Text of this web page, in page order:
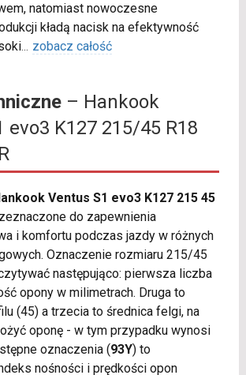
natomiast nowoczesne
kładą nacisk na efektywność
... zobacz całość
– Hankook
evo3 K127 215/45 R18
Ventus S1 evo3 K127 215 45
do zapewnienia
i komfortu podczas jazdy w różnych
Oznaczenie rozmiaru 215/45
następująco: pierwsza liczba
opony w milimetrach. Druga to
(45) a trzecia to średnica felgi, na
oponę - w tym przypadku wynosi
oznaczenia (93Y) to
nośności i prędkości opon